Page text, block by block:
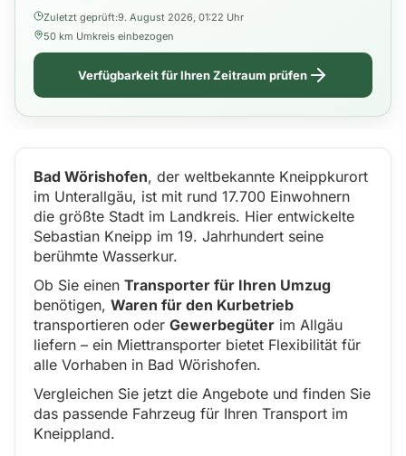
Zuletzt geprüft:9. August 2026, 01:22 Uhr
50 km Umkreis einbezogen
Verfügbarkeit für Ihren Zeitraum prüfen
Bad Wörishofen, der weltbekannte Kneippkurort
im Unterallgäu, ist mit rund 17.700 Einwohnern
die größte Stadt im Landkreis. Hier entwickelte
Sebastian Kneipp im 19. Jahrhundert seine
berühmte Wasserkur.
Ob Sie einen Transporter für Ihren Umzug
benötigen, Waren für den Kurbetrieb
transportieren oder Gewerbegüter im Allgäu
liefern – ein Miettransporter bietet Flexibilität für
alle Vorhaben in Bad Wörishofen.
Vergleichen Sie jetzt die Angebote und finden Sie
das passende Fahrzeug für Ihren Transport im
Kneippland.